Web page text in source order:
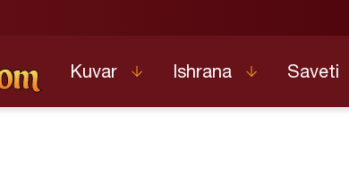
Kuvar Ishrana Saveti